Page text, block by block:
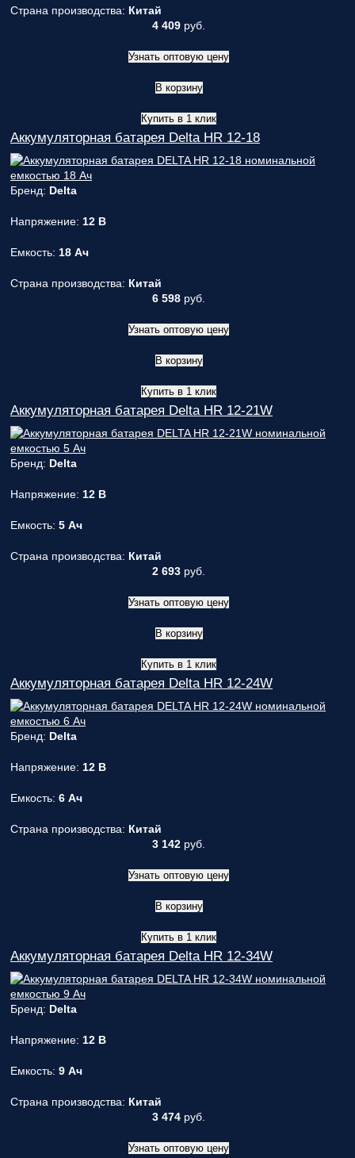
Страна производства: Китай
4 409 руб.
Узнать оптовую цену
В корзину
Купить в 1 клик
Аккумуляторная батарея Delta HR 12-18
Бренд: Delta
Напряжение: 12 В
Емкость: 18 Ач
Страна производства: Китай
6 598 руб.
Узнать оптовую цену
В корзину
Купить в 1 клик
Аккумуляторная батарея Delta HR 12-21W
Бренд: Delta
Напряжение: 12 В
Емкость: 5 Ач
Страна производства: Китай
2 693 руб.
Узнать оптовую цену
В корзину
Купить в 1 клик
Аккумуляторная батарея Delta HR 12-24W
Бренд: Delta
Напряжение: 12 В
Емкость: 6 Ач
Страна производства: Китай
3 142 руб.
Узнать оптовую цену
В корзину
Купить в 1 клик
Аккумуляторная батарея Delta HR 12-34W
Бренд: Delta
Напряжение: 12 В
Емкость: 9 Ач
Страна производства: Китай
3 474 руб.
Узнать оптовую цену